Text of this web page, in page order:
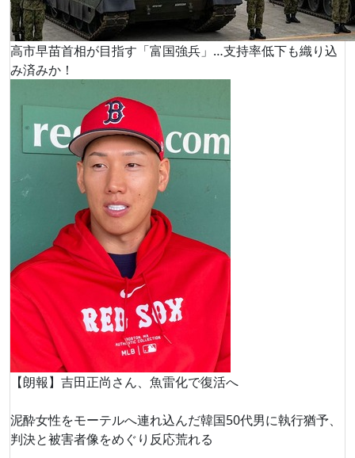
高市早苗首相が目指す「富国強兵」…支持率低下も織り込
み済みか！
【朗報】吉田正尚さん、魚雷化で復活へ
泥酔女性をモーテルへ連れ込んだ韓国50代男に執行猶予、
判決と被害者像をめぐり反応荒れる